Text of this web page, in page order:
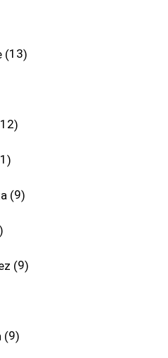
13
12
9
9
9